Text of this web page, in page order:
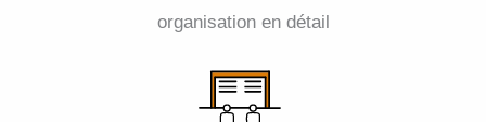
organisation en détail